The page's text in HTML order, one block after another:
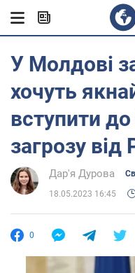
У Молдові
хочуть
вступити
загрозу від
Дар'я Дурова
18.05.2023 16:45
0